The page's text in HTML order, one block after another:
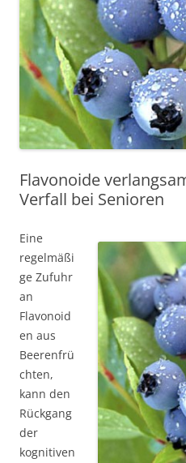
Flavonoide
Verfall bei Senioren
Eine
regelmäßi
ge Zufuhr
an
Flavonoid
en aus
Beerenfrü
chten,
kann den
Rückgang
der
kognitiven